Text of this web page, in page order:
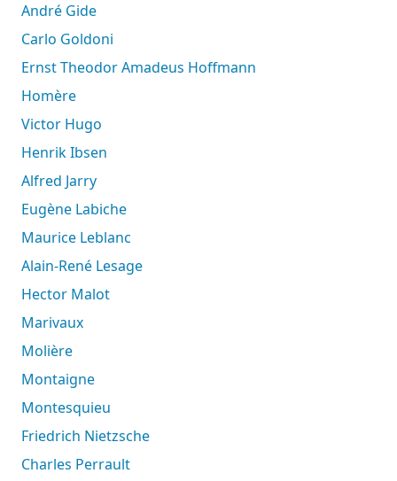
André Gide
Carlo Goldoni
Ernst Theodor Amadeus Hoffmann
Homère
Victor Hugo
Henrik Ibsen
Alfred Jarry
Eugène Labiche
Maurice Leblanc
Alain-René Lesage
Hector Malot
Marivaux
Molière
Montaigne
Montesquieu
Friedrich Nietzsche
Charles Perrault